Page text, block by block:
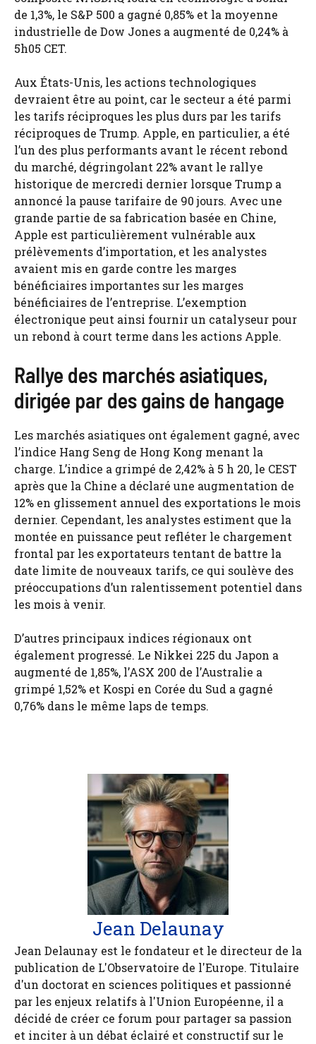
de 1,3%, le S&P 500 a gagné 0,85% et la moyenne
industrielle de Dow Jones a augmenté de 0,24% à
5h05 CET.
Aux États-Unis, les actions technologiques
devraient être au point, car le secteur a été parmi
les tarifs réciproques les plus durs par les tarifs
réciproques de Trump. Apple, en particulier, a été
l’un des plus performants avant le récent rebond
du marché, dégringolant 22% avant le rallye
historique de mercredi dernier lorsque Trump a
annoncé la pause tarifaire de 90 jours. Avec une
grande partie de sa fabrication basée en Chine,
Apple est particulièrement vulnérable aux
prélèvements d’importation, et les analystes
avaient mis en garde contre les marges
bénéficiaires importantes sur les marges
bénéficiaires de l’entreprise. L’exemption
électronique peut ainsi fournir un catalyseur pour
un rebond à court terme dans les actions Apple.
Rallye des marchés asiatiques,
dirigée par des gains de hangage
Les marchés asiatiques ont également gagné, avec
l’indice Hang Seng de Hong Kong menant la
charge. L’indice a grimpé de 2,42% à 5 h 20, le CEST
après que la Chine a déclaré une augmentation de
12% en glissement annuel des exportations le mois
dernier. Cependant, les analystes estiment que la
montée en puissance peut refléter le chargement
frontal par les exportateurs tentant de battre la
date limite de nouveaux tarifs, ce qui soulève des
préoccupations d’un ralentissement potentiel dans
les mois à venir.
D’autres principaux indices régionaux ont
également progressé. Le Nikkei 225 du Japon a
augmenté de 1,85%, l’ASX 200 de l’Australie a
grimpé 1,52% et Kospi en Corée du Sud a gagné
0,76% dans le même laps de temps.
Jean Delaunay
Jean Delaunay est le fondateur et le directeur de la
publication de L'Observatoire de l'Europe. Titulaire
d'un doctorat en sciences politiques et passionné
par les enjeux relatifs à l'Union Européenne, il a
décidé de créer ce forum pour partager sa passion
et inciter à un débat éclairé et constructif sur le